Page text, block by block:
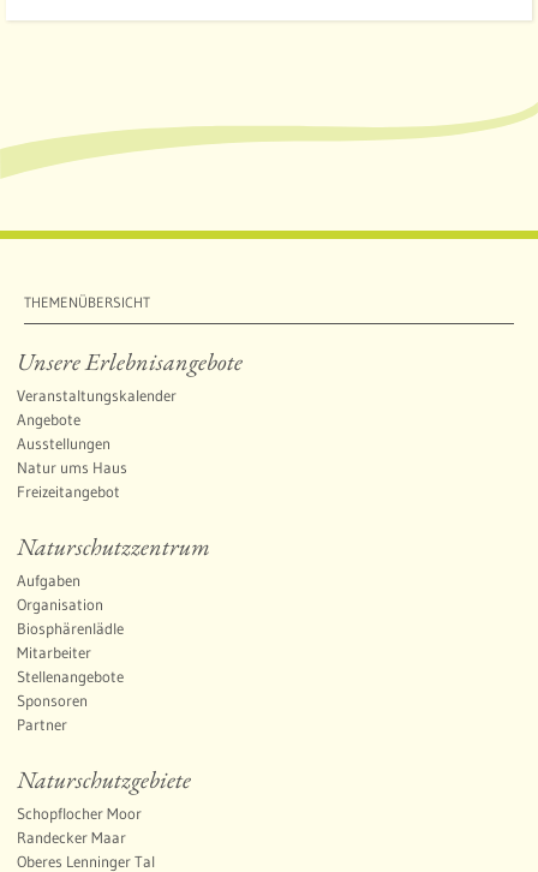
THEMENÜBERSICHT
Unsere Erlebnisangebote
Veranstaltungskalender
Angebote
Ausstellungen
Natur ums Haus
Freizeitangebot
Naturschutzzentrum
Aufgaben
Organisation
Biosphärenlädle
Mitarbeiter
Stellenangebote
Sponsoren
Partner
Naturschutzgebiete
Schopflocher Moor
Randecker Maar
Oberes Lenninger Tal